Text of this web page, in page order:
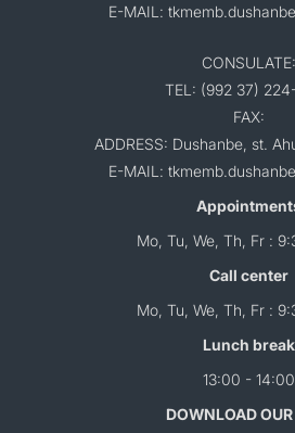
E-MAIL:
CONSULATE:
TEL: (992 37)
FAX:
ADDRESS: Dushanbe, st.
E-MAIL:
Mo, Tu, We, Th, Fr :
Call center
Mo, Tu, We, Th, Fr :
Lunch break
13:00 - 14:00
DOWNLOAD